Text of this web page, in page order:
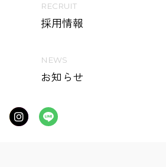
RECRUIT
採用情報
NEWS
お知らせ